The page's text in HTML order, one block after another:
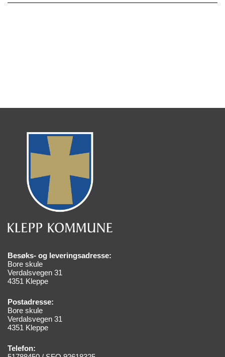
Besøks- og leveringsadresse:
Bore skule
Verdalsvegen 31
4351 Kleppe
Postadresse:
Bore skule
Verdalsvegen 31
4351 Kleppe
Telefon: